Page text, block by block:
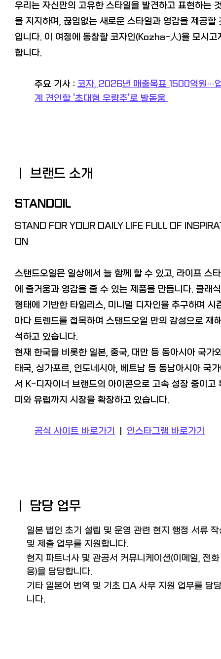
우리는 자신만의 고유한 스타일을 발견하고 표현하는
을 지지하며, 끊임없는 새로운 스타일과 영감을 제공할
입니다. 이 여정에 동참할 코자인(Kozha-人)을 모시고
합니다.
주요 기사 : 코자, 2026년 매출목표 1500억원…
계 견인할 '초대형 우량주'로 발돋움
ㅣ 브랜드 소개
STANDOIL
STAND FOR YOUR DAILY LIFE FULL OF
ON
스탠드오일은 일상에서 늘 함께 할 수 있고, 라이프 스
에 즐거움과 영감을 줄 수 있는 제품을 만듭니다. 클래
형태에 기반한 타임리스, 미니멀 디자인을 추구하며 시
마다 트렌드를 접목하여 스탠드오일 만의 감성으로 재
석하고 있습니다.
현재 한국을 비롯한 일본, 중국, 대만 등 동아시아 국가
태국, 싱가포르, 인도네시아, 베트남 등 동남아시아 국
서 K-디자이너 브랜드의 아이콘으로 고속 성장 중이고
미와 유럽까지 시장을 확장하고 있습니다.
공식 사이트 바로가기 인스타그램 바로가기
ㅣ 담당 업무
일본 법인 초기 설립 및 운영 관련 현지 행정 서류 작
및 제출 업무를 지원합니다.
현지 파트너사 및 관공서 커뮤니케이션(이메일, 전
응)을 담당합니다.
기타 일본어 번역 및 기초 OA 사무 지원 업무를 담
니다.